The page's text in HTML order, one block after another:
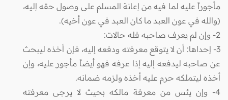
مأجوراً عليه لما فيه من إعانة المسلم على وصول حقه إليه،
(والله في عون العبد ما كان العبد في عون أخيه).
2- وإن لم يعرف صاحبه فله حالات:
3- إحداها: أن لا يتوقع معرفته ودفعه إليه، فإن أخذه ليبحث
عن صاحبه ليدفعه إليه إذا عرفه فهو أيضاً مأجور عليه، وإن
أخذه ليتملكه حرم عليه أخذه ولزمه ضمانه.
4- وإن يئس من معرفة مالكه بحيث لا يرجى معرفته